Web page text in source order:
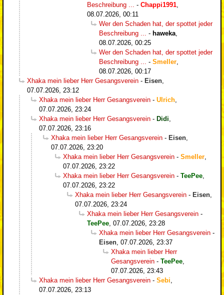
Beschreibung ... - Chappi1991,
08.07.2026, 00:11
Wer den Schaden hat, der spottet jeder
Beschreibung ... - haweka,
08.07.2026, 00:25
Wer den Schaden hat, der spottet jeder
Beschreibung ... - Smeller,
08.07.2026, 00:17
Xhaka mein lieber Herr Gesangsverein - Eisen,
07.07.2026, 23:12
Xhaka mein lieber Herr Gesangsverein - Ulrich,
07.07.2026, 23:24
Xhaka mein lieber Herr Gesangsverein - Didi,
07.07.2026, 23:16
Xhaka mein lieber Herr Gesangsverein - Eisen,
07.07.2026, 23:20
Xhaka mein lieber Herr Gesangsverein - Smeller,
07.07.2026, 23:22
Xhaka mein lieber Herr Gesangsverein - TeePee,
07.07.2026, 23:22
Xhaka mein lieber Herr Gesangsverein - Eisen,
07.07.2026, 23:24
Xhaka mein lieber Herr Gesangsverein -
TeePee, 07.07.2026, 23:28
Xhaka mein lieber Herr Gesangsverein -
Eisen, 07.07.2026, 23:37
Xhaka mein lieber Herr
Gesangsverein - TeePee,
07.07.2026, 23:43
Xhaka mein lieber Herr Gesangsverein - Sebi,
07.07.2026, 23:13